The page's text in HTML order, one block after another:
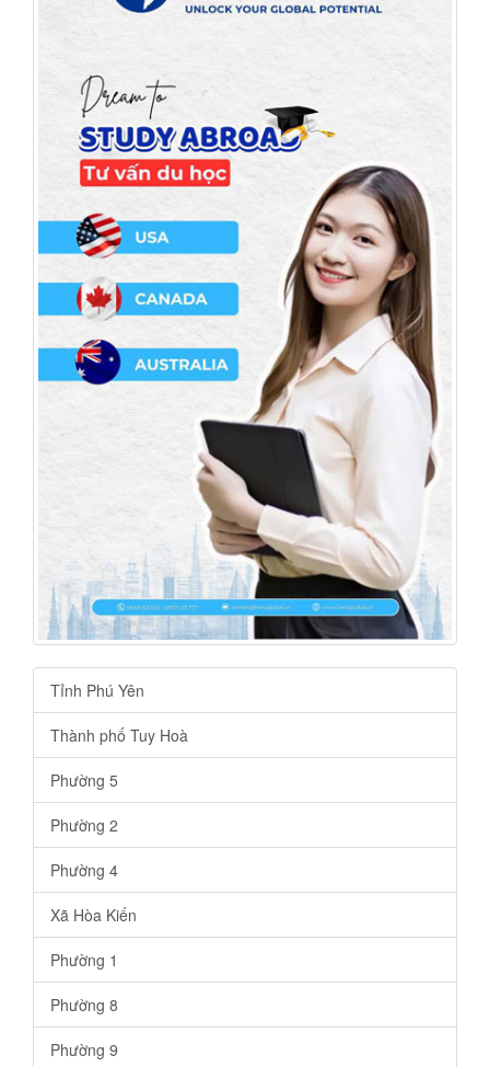
Tỉnh Phú Yên
Thành phố Tuy Hoà
Phường 5
Phường 2
Phường 4
Xã Hòa Kiến
Phường 1
Phường 8
Phường 9